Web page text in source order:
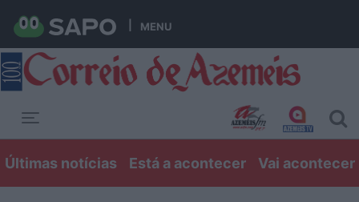
MENU
Últimas notícias Está a acontecer Vai acontecer